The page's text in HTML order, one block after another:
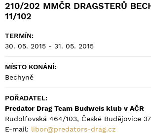
210/202 MMČR DRAGSTERŮ
11/102
TERMÍN:
30. 05. 2015 - 31. 05. 2015
MÍSTO KONÁNÍ:
Bechyně
POŘADATEL:
Predator Drag Team Budweis klub v AČR
Rudolfovská 464/103, České Budějovice
E-mail: libor@predators-drag.cz